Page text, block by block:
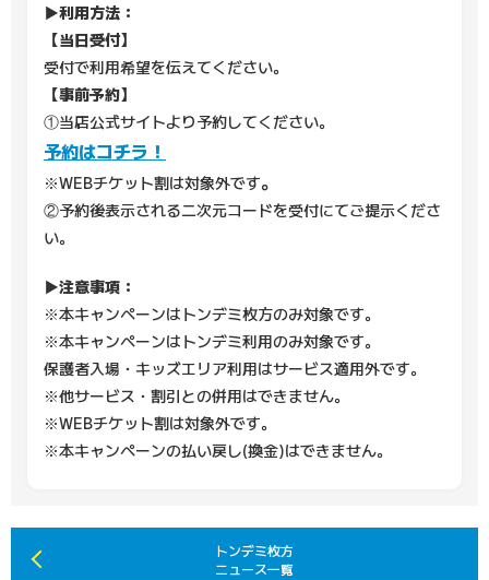
▶利用方法：
【当日受付】
受付で利用希望を伝えてください。
【事前予約】
①当店公式サイトより予約してください。
予約はコチラ！
※WEBチケット割は対象外です。
②予約後表示される二次元コードを受付にてご提示くださ
い。
▶注意事項：
※本キャンペーンはトンデミ枚方のみ対象です。
※本キャンペーンはトンデミ利用のみ対象です。
保護者入場・キッズエリア利用はサービス適用外です。
※他サービス・割引との併用はできません。
※WEBチケット割は対象外です。
※本キャンペーンの払い戻し(換金)はできません。
トンデミ枚方
ニュース一覧